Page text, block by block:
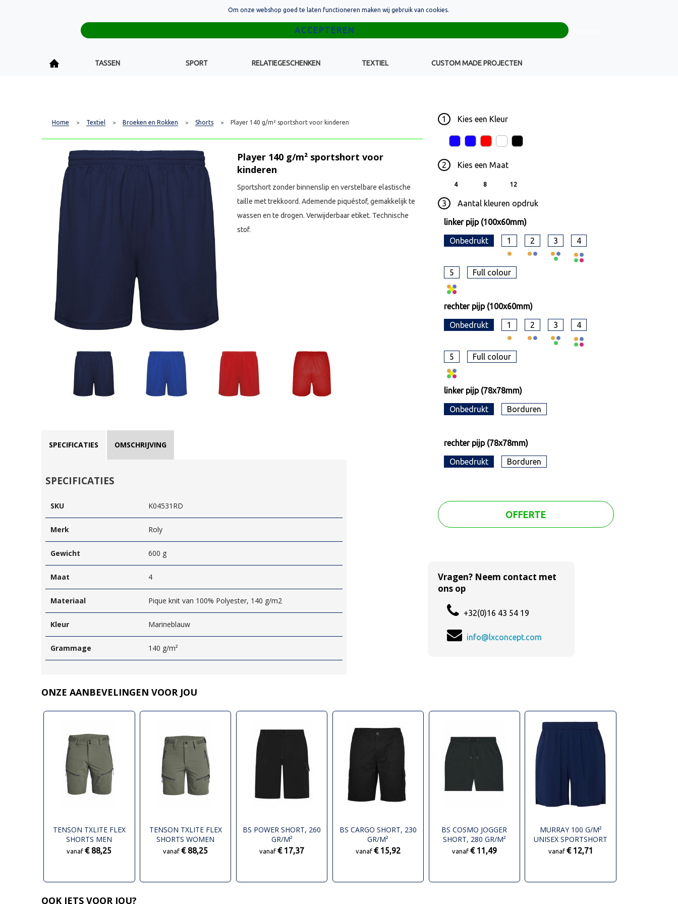
+32(0)16 43 54 19
TASSEN SPORT RELATIEGESCHENKEN TEXTIEL CUSTOM MADE PROJECTEN
Home > Textiel > Broeken en Rokken > Shorts > Player 140 g/m² sportshort voor kinderen 1 Kies een Kleur
2 Kies een Maat
4 8 12
3 Aantal kleuren opdruk
linker pijp (100x60mm)
Onbedrukt 1 2 3 4
5 Full colour
rechter pijp (100x60mm)
Onbedrukt 1 2 3 4
5 Full colour
linker pijp (78x78mm)
Onbedrukt Borduren
rechter pijp (78x78mm)
Onbedrukt Borduren
OFFERTE
Player 140 g/m² sportshort voor
kinderen
Sportshort zonder binnenslip en verstelbare elastische
taille met trekkoord. Ademende piquéstof, gemakkelijk te
wassen en te drogen. Verwijderbaar etiket. Technische
stof.
SPECIFICATIES OMSCHRIJVING
SPECIFICATIES
SKU K04531RD
Merk Roly
Gewicht 600 g
Maat 4
Materiaal Pique knit van 100% Polyester, 140 g/m2
Kleur Marineblauw
Grammage 140 g/m²
Vragen? Neem contact met
ons op
+32(0)16 43 54 19
info@lxconcept.com
ONZE AANBEVELINGEN VOOR JOU
TENSON TXLITE FLEX
SHORTS MEN
vanaf€ 88,25
TENSON TXLITE FLEX
SHORTS WOMEN
vanaf€ 88,25
BS POWER SHORT, 260
GR/M²
vanaf€ 17,37
BS CARGO SHORT, 230
GR/M²
vanaf € 15,92
BS COSMO JOGGER
SHORT, 280 GR/M²
vanaf € 11,49
MURRAY 100 G/M²
UNISEX SPORTSHORT
vanaf € 12,71
OOK IETS VOOR JOU?
Om onze webshop goed te laten functioneren maken wij gebruik van cookies.